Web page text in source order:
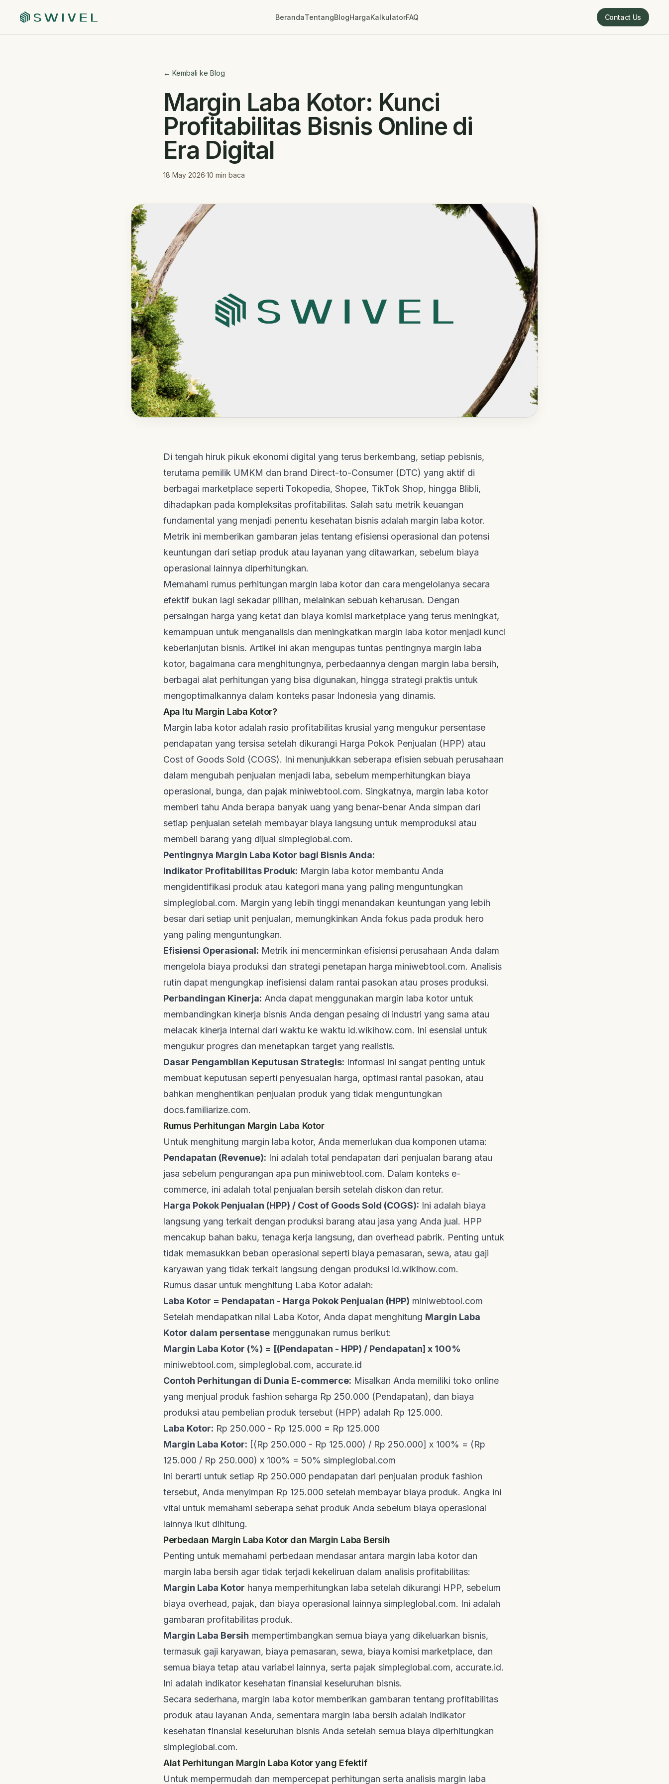
BerandaTentangBlogHargaKalkulatorFAQ
Contact Us
Contact Us
← Kembali ke Blog
Margin Laba Kotor: Kunci
Profitabilitas Bisnis Online di
Era Digital
18 May 2026·10 min baca
Di tengah hiruk pikuk ekonomi digital yang terus berkembang, setiap pebisnis,
terutama pemilik UMKM dan brand Direct-to-Consumer (DTC) yang aktif di
berbagai marketplace seperti Tokopedia, Shopee, TikTok Shop, hingga Blibli,
dihadapkan pada kompleksitas profitabilitas. Salah satu metrik keuangan
fundamental yang menjadi penentu kesehatan bisnis adalah margin laba kotor.
Metrik ini memberikan gambaran jelas tentang efisiensi operasional dan potensi
keuntungan dari setiap produk atau layanan yang ditawarkan, sebelum biaya
operasional lainnya diperhitungkan.
Memahami rumus perhitungan margin laba kotor dan cara mengelolanya secara
efektif bukan lagi sekadar pilihan, melainkan sebuah keharusan. Dengan
persaingan harga yang ketat dan biaya komisi marketplace yang terus meningkat,
kemampuan untuk menganalisis dan meningkatkan margin laba kotor menjadi kunci
keberlanjutan bisnis. Artikel ini akan mengupas tuntas pentingnya margin laba
kotor, bagaimana cara menghitungnya, perbedaannya dengan margin laba bersih,
berbagai alat perhitungan yang bisa digunakan, hingga strategi praktis untuk
mengoptimalkannya dalam konteks pasar Indonesia yang dinamis.
Apa Itu Margin Laba Kotor?
Margin laba kotor adalah rasio profitabilitas krusial yang mengukur persentase
pendapatan yang tersisa setelah dikurangi Harga Pokok Penjualan (HPP) atau
Cost of Goods Sold (COGS). Ini menunjukkan seberapa efisien sebuah perusahaan
dalam mengubah penjualan menjadi laba, sebelum memperhitungkan biaya
operasional, bunga, dan pajak miniwebtool.com. Singkatnya, margin laba kotor
memberi tahu Anda berapa banyak uang yang benar-benar Anda simpan dari
setiap penjualan setelah membayar biaya langsung untuk memproduksi atau
membeli barang yang dijual simpleglobal.com.
Pentingnya Margin Laba Kotor bagi Bisnis Anda:
Indikator Profitabilitas Produk: Margin laba kotor membantu Anda
mengidentifikasi produk atau kategori mana yang paling menguntungkan
simpleglobal.com. Margin yang lebih tinggi menandakan keuntungan yang lebih
besar dari setiap unit penjualan, memungkinkan Anda fokus pada produk hero
yang paling menguntungkan.
Efisiensi Operasional: Metrik ini mencerminkan efisiensi perusahaan Anda dalam
mengelola biaya produksi dan strategi penetapan harga miniwebtool.com. Analisis
rutin dapat mengungkap inefisiensi dalam rantai pasokan atau proses produksi.
Perbandingan Kinerja: Anda dapat menggunakan margin laba kotor untuk
membandingkan kinerja bisnis Anda dengan pesaing di industri yang sama atau
melacak kinerja internal dari waktu ke waktu id.wikihow.com. Ini esensial untuk
mengukur progres dan menetapkan target yang realistis.
Dasar Pengambilan Keputusan Strategis: Informasi ini sangat penting untuk
membuat keputusan seperti penyesuaian harga, optimasi rantai pasokan, atau
bahkan menghentikan penjualan produk yang tidak menguntungkan
docs.familiarize.com.
Rumus Perhitungan Margin Laba Kotor
Untuk menghitung margin laba kotor, Anda memerlukan dua komponen utama:
Pendapatan (Revenue): Ini adalah total pendapatan dari penjualan barang atau
jasa sebelum pengurangan apa pun miniwebtool.com. Dalam konteks e-
commerce, ini adalah total penjualan bersih setelah diskon dan retur.
Harga Pokok Penjualan (HPP) / Cost of Goods Sold (COGS): Ini adalah biaya
langsung yang terkait dengan produksi barang atau jasa yang Anda jual. HPP
mencakup bahan baku, tenaga kerja langsung, dan overhead pabrik. Penting untuk
tidak memasukkan beban operasional seperti biaya pemasaran, sewa, atau gaji
karyawan yang tidak terkait langsung dengan produksi id.wikihow.com.
Rumus dasar untuk menghitung Laba Kotor adalah:
Laba Kotor = Pendapatan - Harga Pokok Penjualan (HPP) miniwebtool.com
Setelah mendapatkan nilai Laba Kotor, Anda dapat menghitung Margin Laba
Kotor dalam persentase menggunakan rumus berikut:
Margin Laba Kotor (%) = [(Pendapatan - HPP) / Pendapatan] x 100%
miniwebtool.com, simpleglobal.com, accurate.id
Contoh Perhitungan di Dunia E-commerce: Misalkan Anda memiliki toko online
yang menjual produk fashion seharga Rp 250.000 (Pendapatan), dan biaya
produksi atau pembelian produk tersebut (HPP) adalah Rp 125.000.
Laba Kotor: Rp 250.000 - Rp 125.000 = Rp 125.000
Margin Laba Kotor: [(Rp 250.000 - Rp 125.000) / Rp 250.000] x 100% = (Rp
125.000 / Rp 250.000) x 100% = 50% simpleglobal.com
Ini berarti untuk setiap Rp 250.000 pendapatan dari penjualan produk fashion
tersebut, Anda menyimpan Rp 125.000 setelah membayar biaya produk. Angka ini
vital untuk memahami seberapa sehat produk Anda sebelum biaya operasional
lainnya ikut dihitung.
Perbedaan Margin Laba Kotor dan Margin Laba Bersih
Penting untuk memahami perbedaan mendasar antara margin laba kotor dan
margin laba bersih agar tidak terjadi kekeliruan dalam analisis profitabilitas:
Margin Laba Kotor hanya memperhitungkan laba setelah dikurangi HPP, sebelum
biaya overhead, pajak, dan biaya operasional lainnya simpleglobal.com. Ini adalah
gambaran profitabilitas produk.
Margin Laba Bersih mempertimbangkan semua biaya yang dikeluarkan bisnis,
termasuk gaji karyawan, biaya pemasaran, sewa, biaya komisi marketplace, dan
semua biaya tetap atau variabel lainnya, serta pajak simpleglobal.com, accurate.id.
Ini adalah indikator kesehatan finansial keseluruhan bisnis.
Secara sederhana, margin laba kotor memberikan gambaran tentang profitabilitas
produk atau layanan Anda, sementara margin laba bersih adalah indikator
kesehatan finansial keseluruhan bisnis Anda setelah semua biaya diperhitungkan
simpleglobal.com.
Alat Perhitungan Margin Laba Kotor yang Efektif
Untuk mempermudah dan mempercepat perhitungan serta analisis margin laba